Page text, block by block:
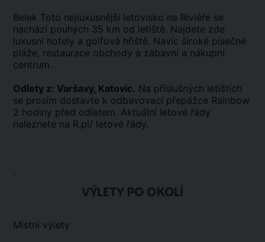
Belek Toto nejluxusnější letovisko na Riviéře se
nachází pouhých 35 km od letiště. Najdete zde
luxusní hotely a golfová hřiště. Navíc široké písečné
pláže, restaurace obchody a zábavní a nákupní
centrum.
Odlety z: Varšavy, Katovic. Na příslušných letištích
se prosím dostavte k odbavovací přepážce Rainbow
2 hodiny před odletem. Aktuální letové řády
naleznete na R.pl/ letové řády.
.
VÝLETY PO OKOLÍ
Místní výlety